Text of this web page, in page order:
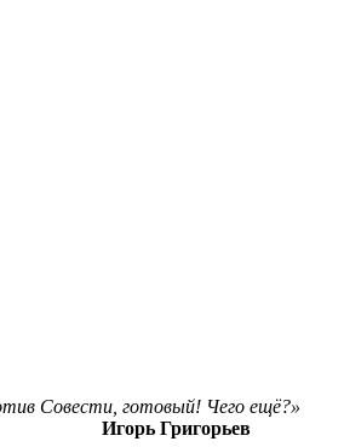
Совести, готовый! Чего ещё?»
Игорь Григорьев